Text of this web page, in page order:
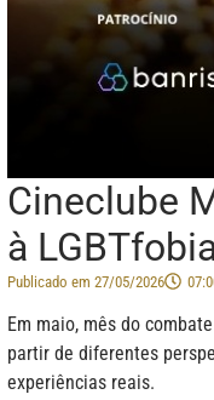
Cineclube
à
Publicado em 27/05/2026
Em maio, mês do
partir de diferentes
experiências reais.